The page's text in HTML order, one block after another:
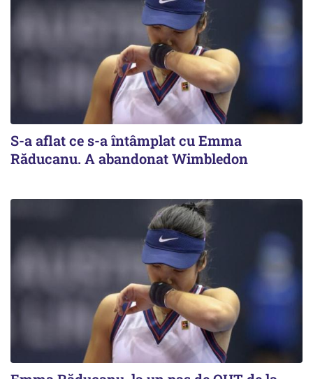
S-a aflat ce s-a întâmplat cu Emma
Răducanu. A abandonat Wimbledon